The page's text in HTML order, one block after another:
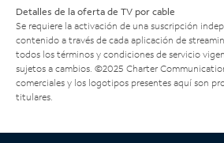
Detalles de la oferta de TV por cable
Se requiere la activación de una suscripción
contenido a través de cada aplicación de
todos los términos y condiciones de servicio
sujetos a cambios. ©2025 Charter
comerciales y los logotipos presentes aquí son
titulares.